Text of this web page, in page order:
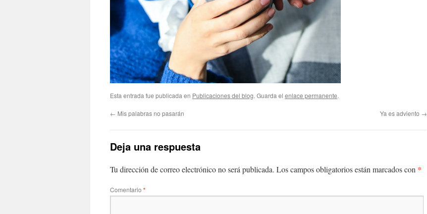
Esta entrada fue publicada en Publicaciones del blog. Guarda el enlace permanente.
← Mis palabras no pasarán Ya es adviento →
Deja una respuesta
Tu dirección de correo electrónico no será publicada. Los campos obligatorios están marcados con *
Comentario *